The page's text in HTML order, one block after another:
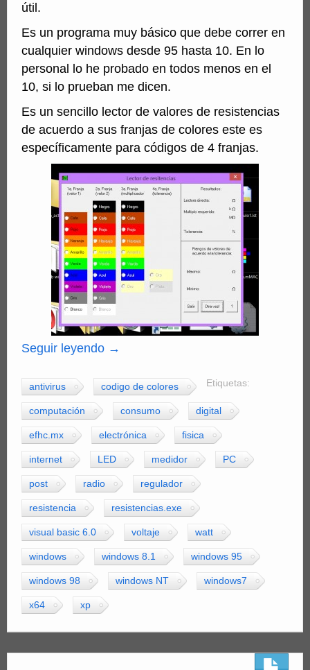
útil.
Es un programa muy básico que debe correr en
cualquier windows desde 95 hasta 10. En lo
personal lo he probado en todos menos en el
10, si lo prueban me dicen.
Es un sencillo lector de valores de resistencias
de acuerdo a sus franjas de colores este es
específicamente para códigos de 4 franjas.
Seguir leyendo →
Etiquetas:
antivirus codigo de colores
computación consumo digital
efhc.mx electrónica fisica
internet LED medidor PC
post radio regulador
resistencia resistencias.exe
visual basic 6.0 voltaje watt
windows windows 8.1 windows 95
windows 98 windows NT windows7
x64 xp